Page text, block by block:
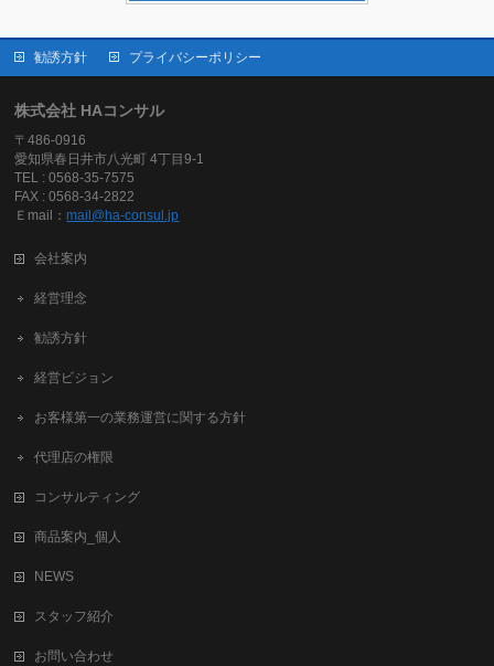
勧誘方針 プライバシーポリシー
株式会社 HAコンサル
〒486-0916
愛知県春日井市八光町 4丁目9-1
TEL : 0568-35-7575
FAX : 0568-34-2822
Ｅmail：mail@ha-consul.jp
会社案内
経営理念
勧誘方針
経営ビジョン
お客様第一の業務運営に関する方針
代理店の権限
コンサルティング
商品案内_個人
NEWS
スタッフ紹介
お問い合わせ